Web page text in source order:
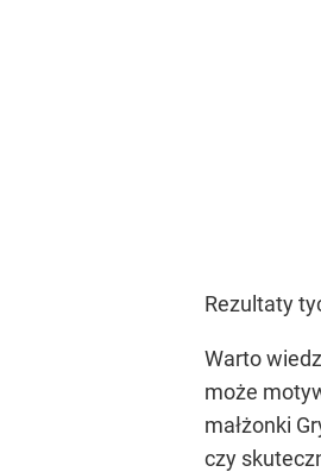
Rezultaty
Warto
może
małżonki
czy